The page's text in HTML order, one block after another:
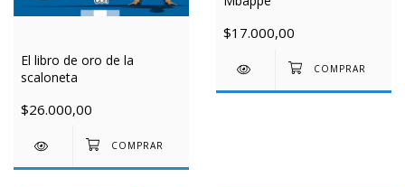
El libro de oro de la
scaloneta
$26.000,00
$17.000,00